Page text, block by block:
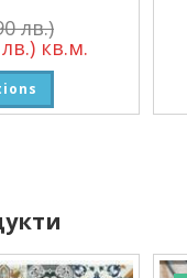
лв.)
кв.м.